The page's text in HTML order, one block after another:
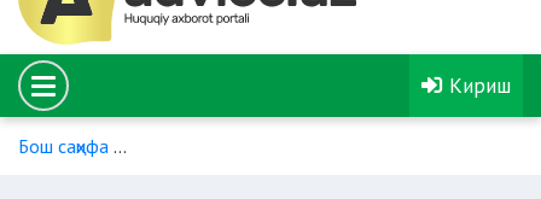
Кириш
Бош саҳифа